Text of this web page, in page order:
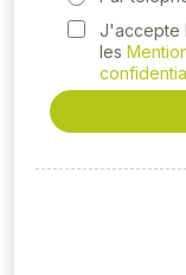
J'accepte
les